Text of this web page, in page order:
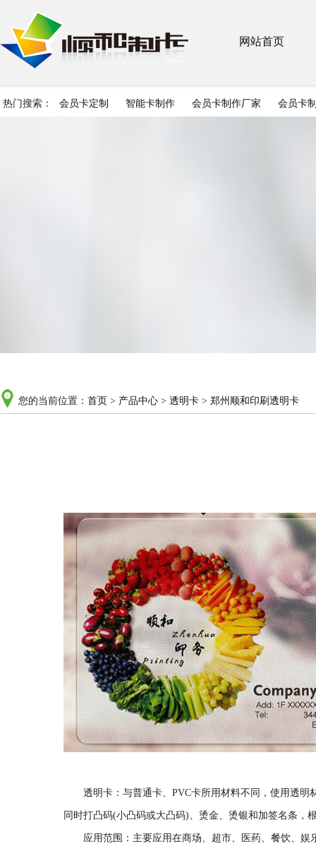
网站首页
热门搜索： 会员卡定制 智能卡制作 会员卡制作厂家 会员卡
您的当前位置： 首页 > 产品中心 > 透明卡 > 郑州顺和印刷透明卡
透明卡：与普通卡、PVC卡所用材料不同，使用透
同时打凸码(小凸码或大凸码)、烫金、烫银和加签名条，
应用范围：主要应用在商场、超市、医药、餐饮、